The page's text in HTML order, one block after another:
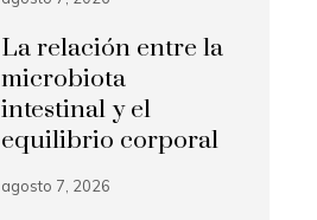
La relación entre la
microbiota
intestinal y el
equilibrio corporal
agosto 7, 2026